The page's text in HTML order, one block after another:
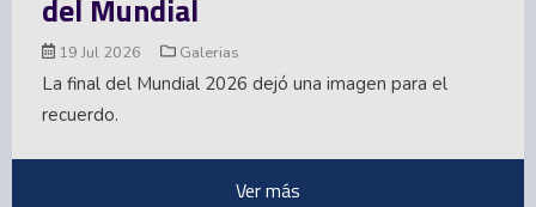
15 Jul 2026 Galerias
Argentina acabó con el sueño de Inglaterra en el
Mundial 2026. La Albiceleste le ganó la semifinal 2-1 y
ahora disputará el título ante España. Aquí parte...
Ver más